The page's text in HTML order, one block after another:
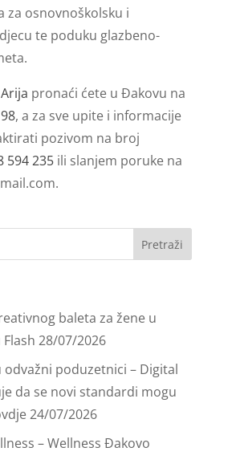
za osnovnoškolsku i
te poduku glazbeno-
pronaći ćete u Đakovu na
, a za sve upite i informacije
pozivom na broj
594 235ili slanjem poruke na
.
baleta za žene u
28/07/2026
poduzetnici – Digital
da se novi standardi mogu
24/07/2026
– Wellness Đakovo